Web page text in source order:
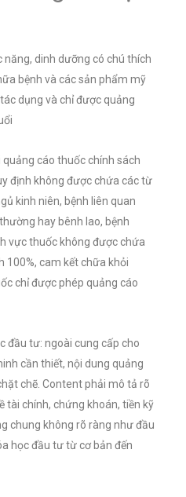
dinh dưỡng có chú thích
bệnh và các sản phẩm mỹ
dụng và chỉ được quảng
cáo thuốc chính sách
định không được chứa các từ
kinh niên, bệnh liên quan
hay bênh lao, bệnh
vực thuốc không được chứa
100%, cam kết chữa khỏi
chỉ được phép quảng cáo
đầu tư: ngoài cung cấp cho
cần thiết, nội dung quảng
chẽ. Content phải mô tả rõ
tài chính, chứng khoán, tiền kỹ
chung không rõ ràng như đầu
học đầu tư từ cơ bản đến